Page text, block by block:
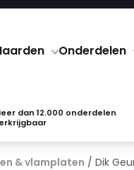
Onderdelen
dan 12.000 onderdelen
& vlamplaten / Dik